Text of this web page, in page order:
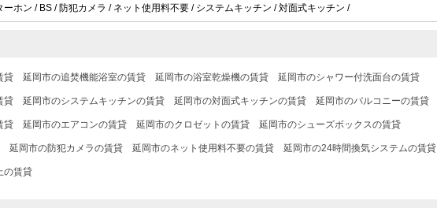
ーホン / BS / 防犯カメラ / ネット使用料不要 / システムキッチン / 対面式キッチン /
貸 延岡市の追焚機能浴室の賃貸 延岡市の浴室乾燥機の賃貸 延岡市のシャワー付洗面台の賃貸
貸 延岡市のシステムキッチンの賃貸 延岡市の対面式キッチンの賃貸 延岡市のバルコニーの賃貸
貸 延岡市のエアコンの賃貸 延岡市のクロゼットの賃貸 延岡市のシューズボックスの賃貸
延岡市の防犯カメラの賃貸 延岡市のネット使用料不要の賃貸 延岡市の24時間換気システムの賃貸
の賃貸